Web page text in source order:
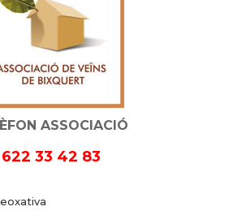
ASSOCIACIÓ
622 33 42 83